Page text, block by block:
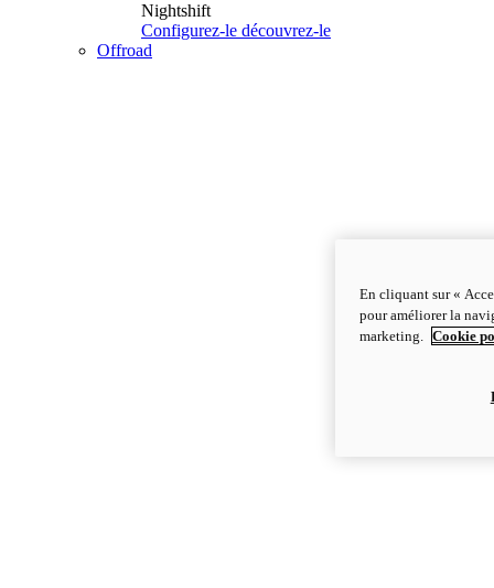
Nightshift
Configurez-le découvrez-le
Offroad
En cliquant sur «
pour améliorer la
marketing.
Cookie